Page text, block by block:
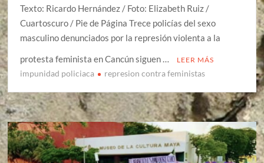
Texto: Ricardo Hernández / Foto: Elizabeth Ruiz /
Cuartoscuro / Pie de Página Trece policías del sexo
masculino denunciados por la represión violenta a la
protesta feminista en Cancún siguen …
LEER MÁS
impunidad policiaca represion contra feministas